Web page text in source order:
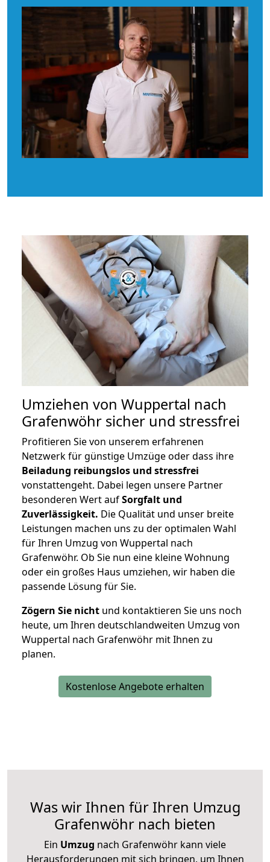
Umziehen von Wuppertal nach
Grafenwöhr sicher und stressfrei
Profitieren Sie von unserem erfahrenen
Netzwerk für günstige Umzüge oder dass ihre
Beiladung reibungslos und stressfrei
vonstattengeht. Dabei legen unsere Partner
besonderen Wert aufSorgfalt und
Zuverlässigkeit. Die Qualität und unser breite
Leistungen machen uns zu der optimalen Wahl
für Ihren Umzug von Wuppertal nach
Grafenwöhr. Ob Sie nun eine kleine Wohnung
oder ein großes Haus umziehen, wir haben die
passende Lösung für Sie.
Zögern Sie nicht und kontaktieren Sie uns noch
heute, um Ihren deutschlandweiten Umzug von
Wuppertal nach Grafenwöhr mit Ihnen zu
planen.
Kostenlose Angebote erhalten
Was wir Ihnen für Ihren Umzug
Grafenwöhr nach bieten
Ein Umzug nach Grafenwöhr kann viele
Herausforderungen mit sich bringen, um Ihnen